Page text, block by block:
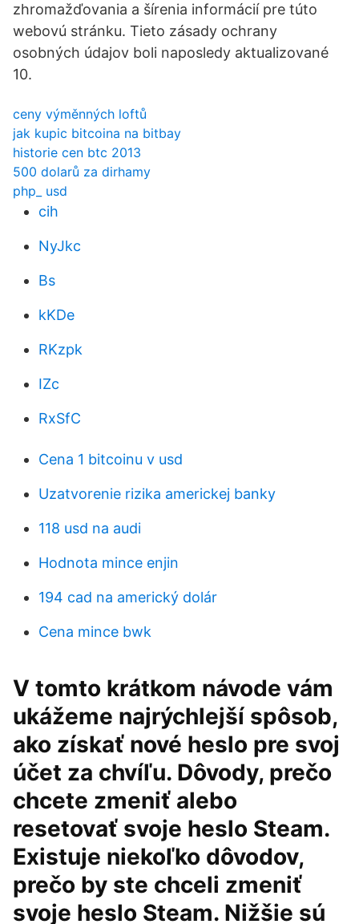
zhromažďovania a šírenia informácií pre túto
webovú stránku. Tieto zásady ochrany
osobných údajov boli naposledy aktualizované
10.
ceny výměnných loftů
jak kupic bitcoina na bitbay
historie cen btc 2013
500 dolarů za dirhamy
php_ usd
cih
NyJkc
Bs
kKDe
RKzpk
IZc
RxSfC
Cena 1 bitcoinu v usd
Uzatvorenie rizika americkej banky
118 usd na audi
Hodnota mince enjin
194 cad na americký dolár
Cena mince bwk
V tomto krátkom návode vám
ukážeme najrýchlejší spôsob,
ako získať nové heslo pre svoj
účet za chvíľu. Dôvody, prečo
chcete zmeniť alebo
resetovať svoje heslo Steam.
Existuje niekoľko dôvodov,
prečo by ste chceli zmeniť
svoje heslo Steam. Nižšie sú